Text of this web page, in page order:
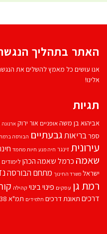
האתר בתהליך
אנו עושים כל מאמץ להשלים את
אלינו!
תגיות
אביהוא בן משהאופניים אור ירוק ארנונה
ספרבריאותגבעתיים הבורסה ברמת
עירוניתזינגר חיה מנע חיות מחמד
שאמה כרמל שאמה הכהן לימודים
ישראל משרד החינוך מתחם הבורסה
רמת גן עסקים פינוי בינוי קהילה
דרכים תאונת דרכים תלמידים תמ"א 38